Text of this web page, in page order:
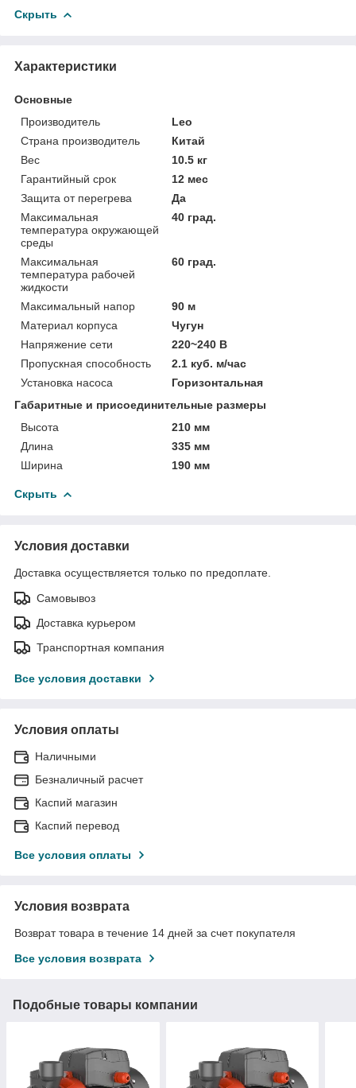
Скрыть
Характеристики
Основные
Производитель
Leo
Страна производитель
Китай
Вес
10.5 кг
Гарантийный срок
12 мес
Защита от перегрева
Да
Максимальная
температура окружающей
среды
40 град.
Максимальная
температура рабочей
жидкости
60 град.
Максимальный напор
90 м
Материал корпуса
Чугун
Напряжение сети
220~240 В
Пропускная способность
2.1 куб. м/час
Установка насоса
Горизонтальная
Габаритные и присоединительные размеры
Высота
210 мм
Длина
335 мм
Ширина
190 мм
Скрыть
Условия доставки
Доставка осуществляется только по предоплате.
Самовывоз
Доставка курьером
Транспортная компания
Все условия доставки
Условия оплаты
Наличными
Безналичный расчет
Каспий магазин
Каспий перевод
Все условия оплаты
Условия возврата
Возврат товара в течение 14 дней за счет покупателя
Все условия возврата
Подобные товары компании